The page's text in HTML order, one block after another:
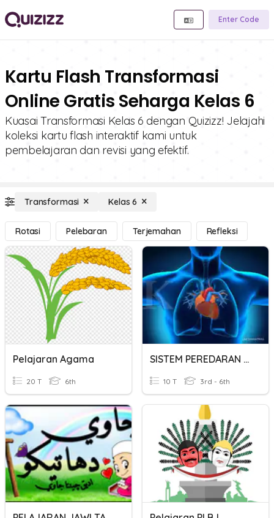
Enter Code
Kartu Flash Transformasi
Online Gratis Seharga Kelas 6
Kuasai Transformasi Kelas 6 dengan Quizizz! Jelajahi
koleksi kartu flash interaktif kami untuk
pembelajaran dan revisi yang efektif.
Transformasi Kelas 6
Rotasi Pelebaran Terjemahan Refleksi
Pelajaran Agama
20 T 6th
SISTEM PEREDARAN DARAH MANUSIA & HEWAN
10 T 3rd - 6th